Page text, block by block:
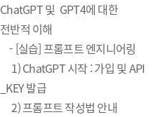
ChatGPT및 GPT4에 대한
전반적 이해
- [실습]프롬프트 엔지니어링
1)ChatGPT시작 :가입 및 API
_KEY발급
2)프롬프트 작성법 안내